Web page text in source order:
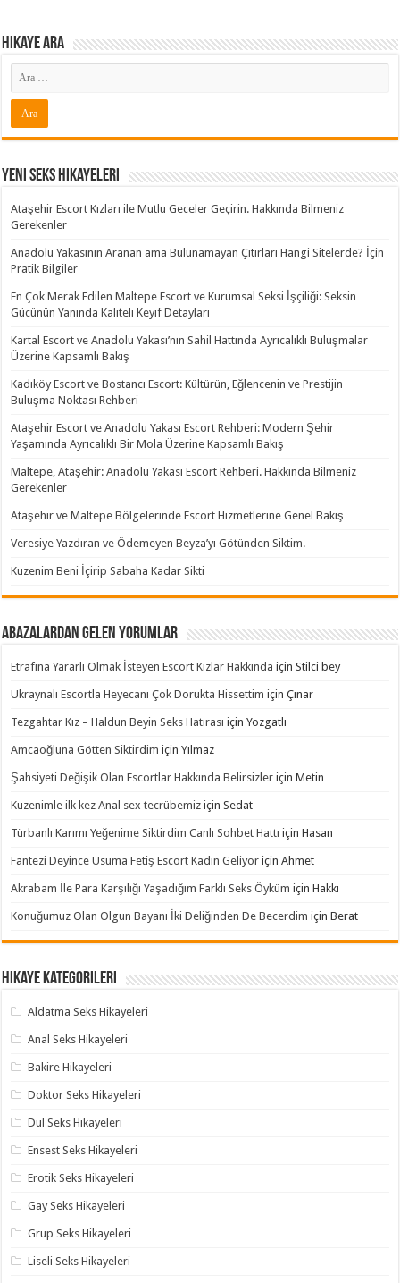
Hikaye ARA
Yeni Seks Hikayeleri
Ataşehir Escort Kızları ile Mutlu Geceler Geçirin. Hakkında Bilmeniz
Gerekenler
Anadolu Yakasının Aranan ama Bulunamayan Çıtırları Hangi Sitelerde? İçin
Pratik Bilgiler
En Çok Merak Edilen Maltepe Escort ve Kurumsal Seksi İşçiliği: Seksin
Gücünün Yanında Kaliteli Keyif Detayları
Kartal Escort ve Anadolu Yakası’nın Sahil Hattında Ayrıcalıklı Buluşmalar
Üzerine Kapsamlı Bakış
Kadıköy Escort ve Bostancı Escort: Kültürün, Eğlencenin ve Prestijin
Buluşma Noktası Rehberi
Ataşehir Escort ve Anadolu Yakası Escort Rehberi: Modern Şehir
Yaşamında Ayrıcalıklı Bir Mola Üzerine Kapsamlı Bakış
Maltepe, Ataşehir: Anadolu Yakası Escort Rehberi. Hakkında Bilmeniz
Gerekenler
Ataşehir ve Maltepe Bölgelerinde Escort Hizmetlerine Genel Bakış
Veresiye Yazdıran ve Ödemeyen Beyza’yı Götünden Siktim.
Kuzenim Beni İçirip Sabaha Kadar Sikti
Abazalardan Gelen Yorumlar
Etrafına Yararlı Olmak İsteyen Escort Kızlar Hakkında içinStilci bey
Ukraynalı Escortla Heyecanı Çok Dorukta Hissettim içinÇınar
Tezgahtar Kız – Haldun Beyin Seks Hatırası içinYozgatlı
Amcaoğluna Götten Siktirdim içinYılmaz
Şahsiyeti Değişik Olan Escortlar Hakkında Belirsizler içinMetin
Kuzenimle ilk kez Anal sex tecrübemiz içinSedat
Türbanlı Karımı Yeğenime Siktirdim Canlı Sohbet Hattı içinHasan
Fantezi Deyince Usuma Fetiş Escort Kadın Geliyor içinAhmet
Akrabam İle Para Karşılığı Yaşadığım Farklı Seks Öyküm içinHakkı
Konuğumuz Olan Olgun Bayanı İki Deliğinden De Becerdim içinBerat
Hikaye Kategorileri
Aldatma Seks Hikayeleri
Anal Seks Hikayeleri
Bakire Hikayeleri
Doktor Seks Hikayeleri
Dul Seks Hikayeleri
Ensest Seks Hikayeleri
Erotik Seks Hikayeleri
Gay Seks Hikayeleri
Grup Seks Hikayeleri
Liseli Seks Hikayeleri